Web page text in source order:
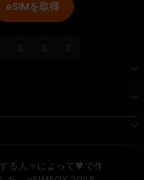
eSIMを取得
る人々によって🧡で作